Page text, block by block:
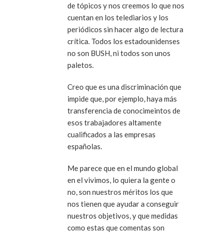
de tópicos y nos creemos lo que nos
cuentan en los telediarios y los
periódicos sin hacer algo de lectura
crítica. Todos los estadounidenses
no son BUSH, ni todos son unos
paletos.
Creo que es una discriminación que
impide que, por ejemplo, haya más
transferencia de conocimeintos de
esos trabajadores altamente
cualificados a las empresas
españolas.
Me parece que en el mundo global
en el vivimos, lo quiera la gente o
no, son nuestros méritos los que
nos tienen que ayudar a conseguir
nuestros objetivos, y que medidas
como estas que comentas son